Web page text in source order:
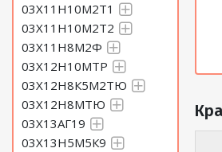
03Х11Н10М2Т1
03Х11Н10М2Т2
03Х11Н8М2Ф
03Х12Н10МТР
03Х12Н8К5М2ТЮ
03Х12Н8МТЮ
03Х13АГ19
03Х13Н5М5К9